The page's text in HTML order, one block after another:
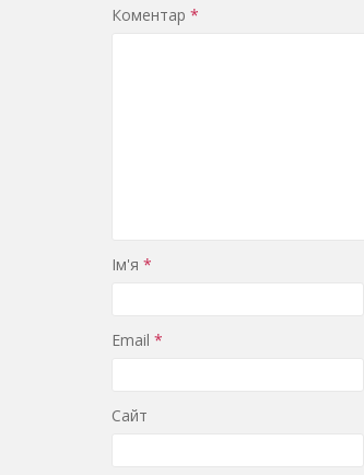
Коментар *
Ім'я *
Email *
Сайт